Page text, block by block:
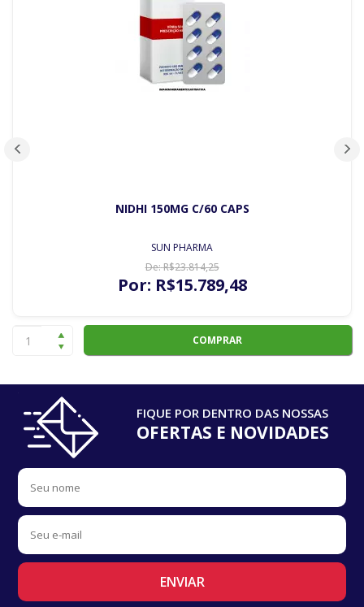
NIDHI 150MG C/60 CAPS
SUN PHARMA
De:R$23.814,25
Por: R$15.789,48
COMPRAR
FIQUE POR DENTRO DAS NOSSAS
OFERTAS E NOVIDADES